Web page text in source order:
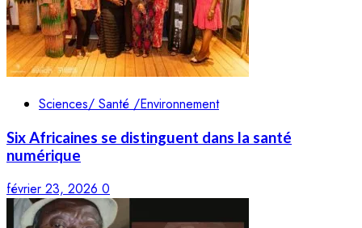
Sciences/ Santé /Environnement
Six Africaines se distinguent dans la santé
numérique
février 23, 2026 0